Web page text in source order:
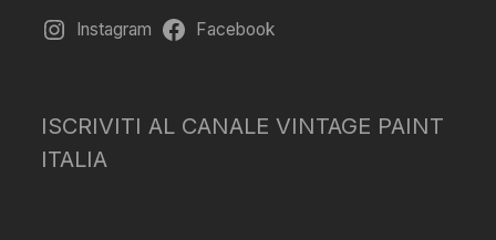
Instagram Facebook
ISCRIVITI AL CANALE VINTAGE PAINT
ITALIA